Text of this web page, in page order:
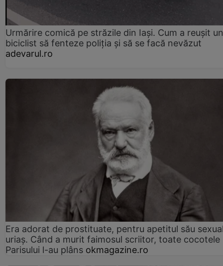
Urmărire comică pe străzile din Iași. Cum a reușit un
biciclist să fenteze poliția și să se facă nevăzut
adevarul.ro
Era adorat de prostituate, pentru apetitul său
uriaș. Când a murit faimosul scriitor, toate cocotele
Parisului l-au plâns okmagazine.ro